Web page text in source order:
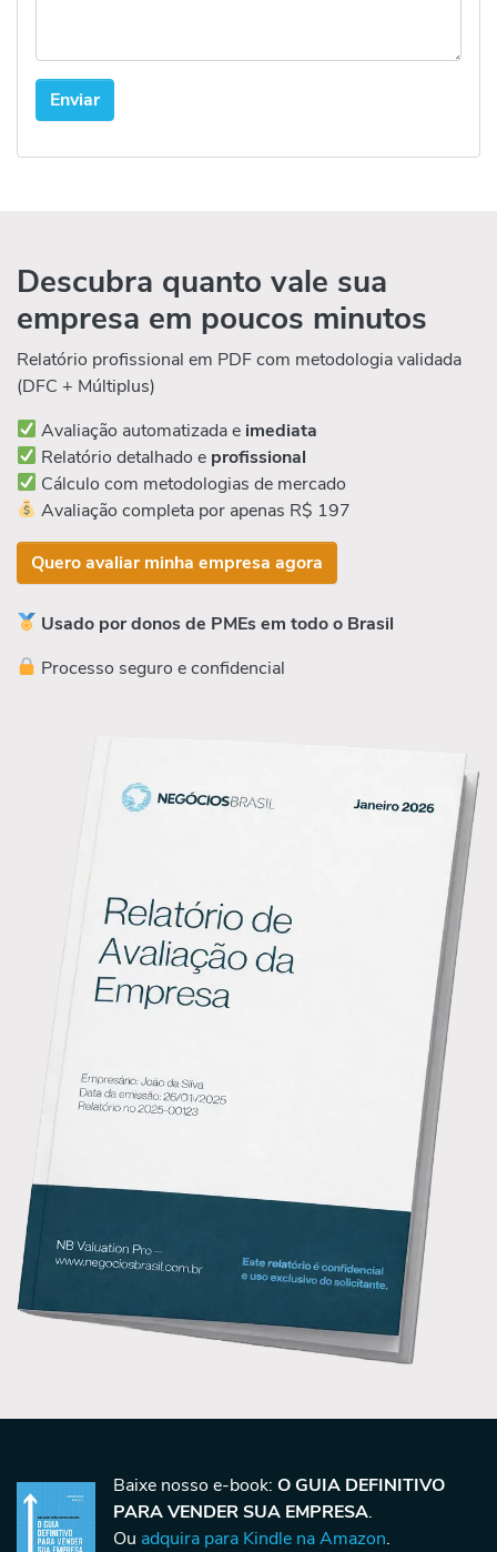
Descubra quanto vale sua
empresa em poucos minutos
Relatório profissional em PDF com metodologia validada
(DFC + Múltiplus)
Avaliação automatizada e imediata
Relatório detalhado e profissional
Cálculo com metodologias de mercado
Avaliação completa por apenas R$ 197
Quero avaliar minha empresa agora
Usado por donos de PMEs em todo o Brasil
Processo seguro e confidencial
Baixe nosso e-book: O GUIA DEFINITIVO
PARA VENDER SUA EMPRESA.
Ou adquira para Kindle na Amazon.